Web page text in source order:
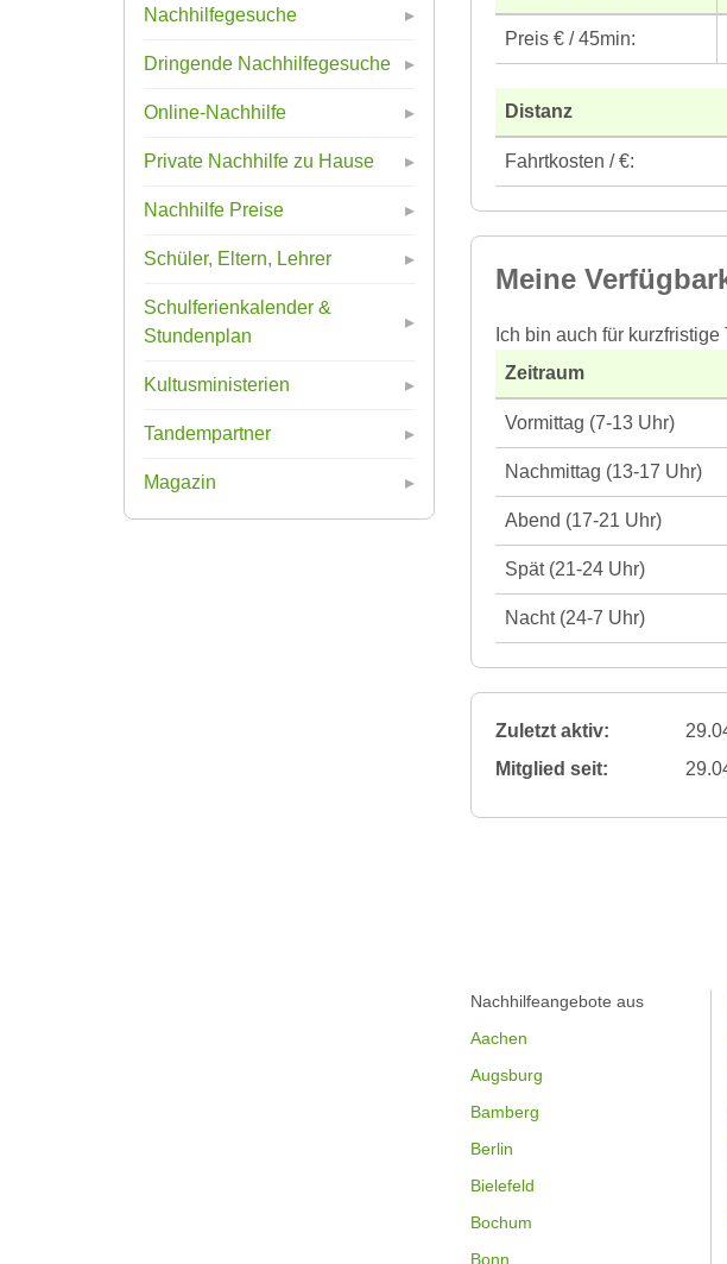
Nachhilfegesuche
Dringende Nachhilfegesuche
Online-Nachhilfe
Private Nachhilfe zu Hause
Nachhilfe Preise
Schüler, Eltern, Lehrer
Schulferienkalender &
Stundenplan
Kultusministerien
Tandempartner
Magazin
Preis € / 45min:
Distanz
Fahrtkosten / €:
Meine
Ich bin auch für kurzfristige
Zeitraum
Vormittag (7-13 Uhr)
Nachmittag (13-17 Uhr)
Abend (17-21 Uhr)
Spät (21-24 Uhr)
Nacht (24-7 Uhr)
Zuletzt aktiv:
Mitglied seit:
Nachhilfeangebote aus
Aachen
Augsburg
Bamberg
Berlin
Bielefeld
Bochum
Bonn